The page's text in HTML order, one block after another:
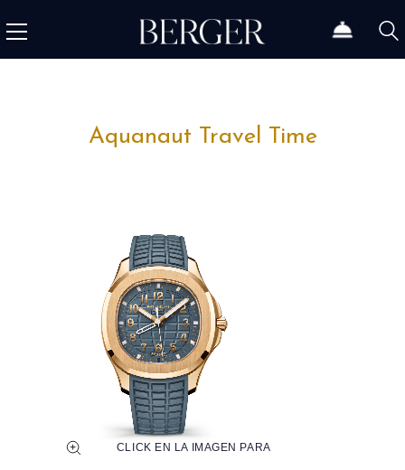
Aquanaut Travel Time